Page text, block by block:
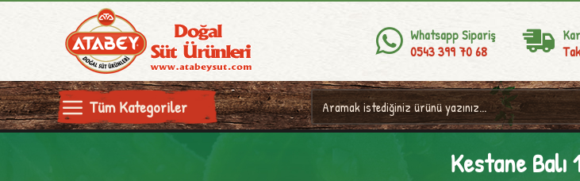
Whatsapp Sipariş
0543 399 70 68
Tüm Kategoriler
Kestane Balı